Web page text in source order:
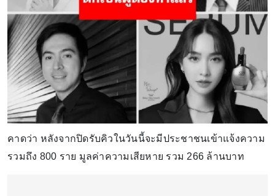
คาดว่า หลังจากปิดรับคิวในวันนี้จะมีประชาชนเข้าแจ้งความ
รวมถึง 800 ราย มูลค่าความเสียหาย รวม 266 ล้านบาท